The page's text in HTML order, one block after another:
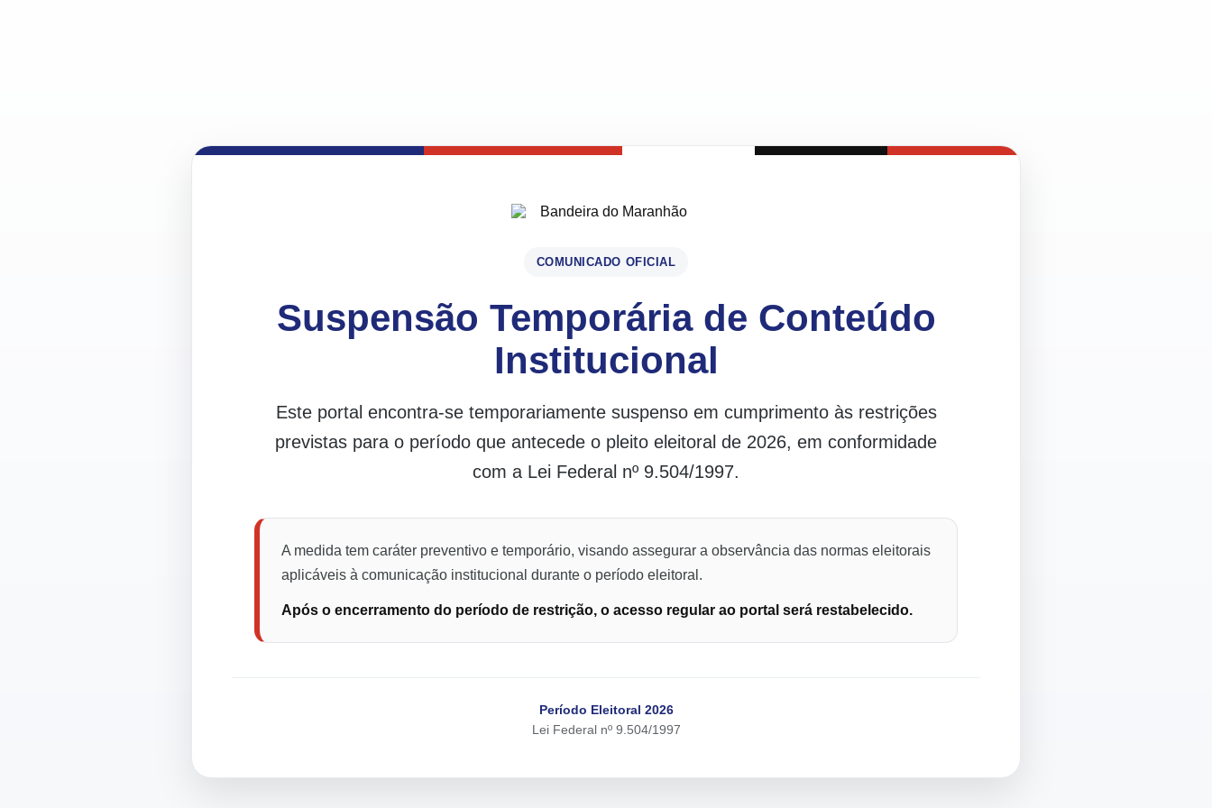
COMUNICADO OFICIAL
Suspensão Temporária de Conteúdo
Institucional
Este portal encontra-se temporariamente suspenso em cumprimento às restrições
previstas para o período que antecede o pleito eleitoral de 2026, em conformidade
com a Lei Federal nº 9.504/1997.
A medida tem caráter preventivo e temporário, visando assegurar a observância das normas eleitorais
aplicáveis à comunicação institucional durante o período eleitoral.
Após o encerramento do período de restrição, o acesso regular ao portal será restabelecido.
Período Eleitoral 2026
Lei Federal nº 9.504/1997